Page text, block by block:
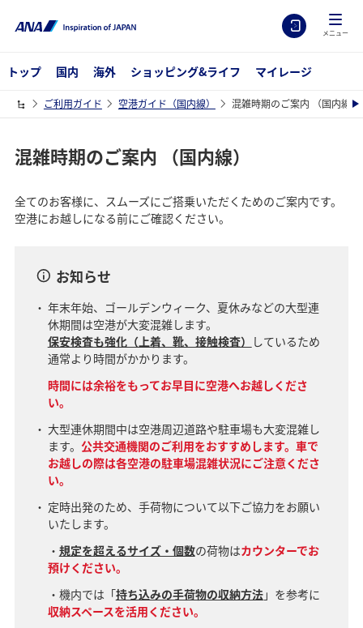
メニュー
トップ 国内 海外 ショッピング&ライフ マイレージ
ご利用ガイド 空港ガイド（国内線） 混雑時期のご案内 （国内線）
混雑時期のご案内 （国内線）
全てのお客様に、スムーズにご搭乗いただくためのご案内です。
空港にお越しになる前にご確認ください。
お知らせ
年末年始、ゴールデンウィーク、夏休みなどの大型連
休期間は空港が大変混雑します。
保安検査も強化（上着、靴、接触検査） しているため
通常より時間がかかります。
時間には余裕をもってお早目に空港へお越しくださ
い。
大型連休期間中は空港周辺道路や駐車場も大変混雑し
ます。 公共交通機関のご利用をおすすめします。車で
お越しの際は各空港の駐車場混雑状況にご注意くださ
い。
定時出発のため、手荷物について以下ご協力をお願い
いたします。
・ 規定を超えるサイズ・個数の荷物はカウンターでお
預けください。
・機内では「持ち込みの手荷物の収納方法」を参考に
収納スペースを活用ください。